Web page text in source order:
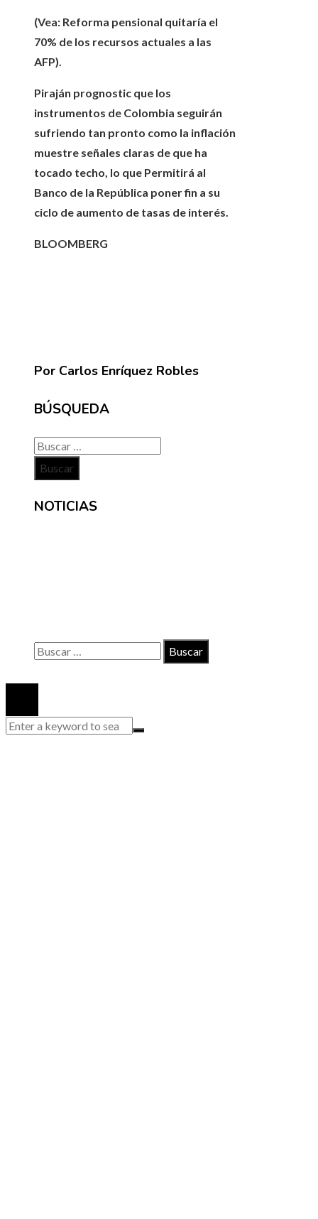
(Vea: Reforma pensional quitaría el
70% de los recursos actuales a las
AFP).
Piraján prognostic que los
instrumentos de Colombia seguirán
sufriendo tan pronto como la inflación
muestre señales claras de que ha
tocado techo, lo que Permitirá al
Banco de la República poner fin a su
ciclo de aumento de tasas de interés.
BLOOMBERG
Por Carlos Enríquez Robles
BÚSQUEDA
Buscar:
NOTICIAS
Buscar: